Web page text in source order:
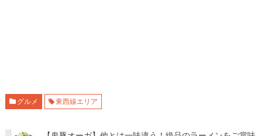
グルメ 東西線エリア